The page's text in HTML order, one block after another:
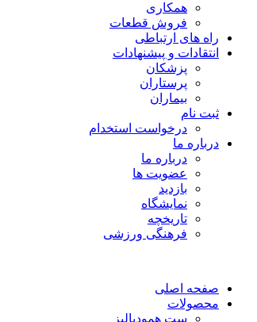
همکاری
فروش قطعات
راه های ارتباطی
انتقادات و پيشنهادات
پزشكان
پرستاران
بيماران
ثبت نام
درخواست استخدام
درباره ما
درباره ما
عضویت ها
بازدید
نمایشگاه
تاريخچه
فرهنگی ورزشی
صفحه اصلی
محصولات
ست همودیالیز